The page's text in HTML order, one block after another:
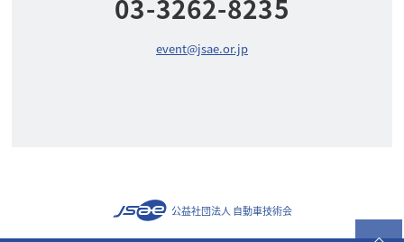
03-3262-8235
event@jsae.or.jp
公益社団法人 自動車技術会